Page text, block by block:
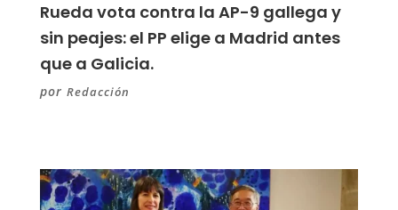
Rueda vota contra la AP-9 gallega y
sin peajes: el PP elige a Madrid antes
que a Galicia.
por Redacción